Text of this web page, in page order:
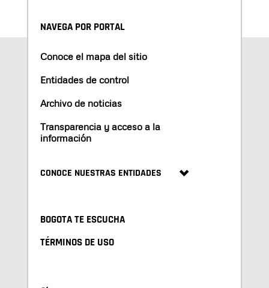
NAVEGA POR PORTAL
Conoce el mapa del sitio
Entidades de control
Archivo de noticias
Transparencia y acceso a la
información
CONOCE NUESTRAS ENTIDADES
BOGOTA TE ESCUCHA
TÉRMINOS DE USO